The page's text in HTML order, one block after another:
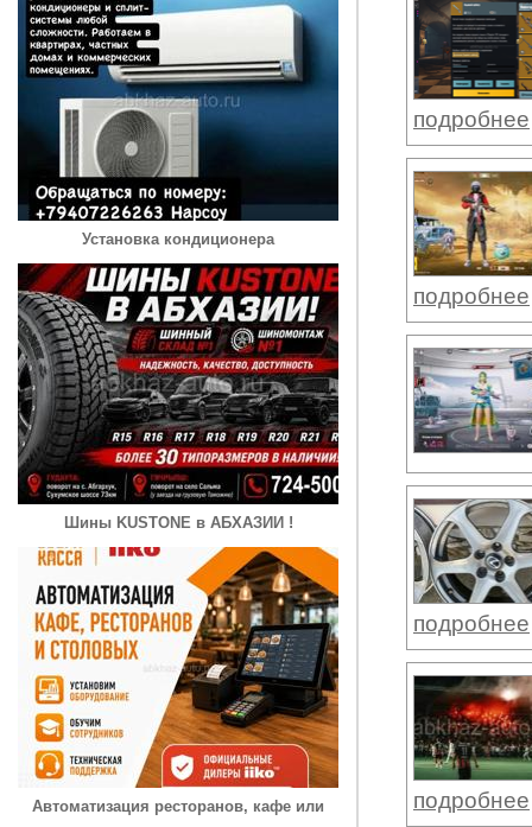
Установка кондиционера
Шины KUSTONE в АБХАЗИИ !
Автоматизация ресторанов, кафе или
подробнее
подробнее
подробнее
подробнее